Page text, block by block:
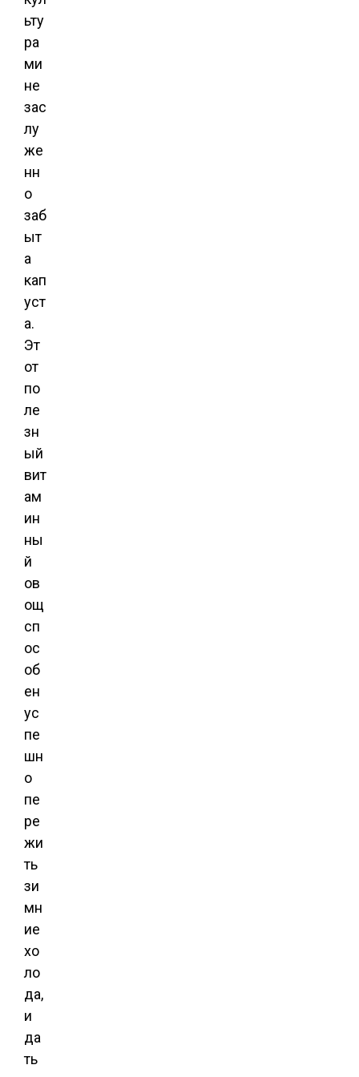
ьту
ра
ми
не
зас
лу
же
нн
о
заб
ыт
а
кап
уст
а.
Эт
от
по
ле
зн
ый
вит
ам
ин
ны
й
ов
ощ
сп
ос
об
ен
ус
пе
шн
о
пе
ре
жи
ть
зи
мн
ие
хо
ло
да,
и
да
ть